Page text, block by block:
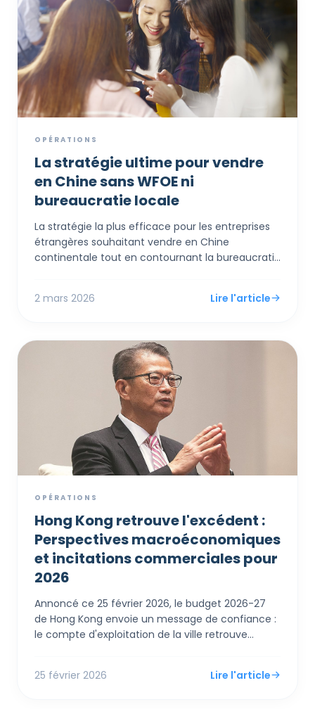
prêtes à l'emploi » : passerelles de paiement
numérique, systèmes de caisse modernes et
outils CRM. Si vous exploitez une boutique ou un
restaurant, c'est une opportunité immédiate de
réduire de moitié vos coûts de modernisation
technologique et d'entrer dans l'ère numérique
pour l'expérience client.
OPÉRATIONS
La stratégie ultime pour vendre
en Chine sans WFOE ni
bureaucratie locale
La stratégie la plus efficace pour les entreprises
étrangères souhaitant vendre en Chine
continentale tout en contournant la bureaucratie
En tirant parti des cadres du commerce
de Hong Kong, les commerçants internationaux
peuvent accéder aux consommateurs chinois,
recevoir des paiements en devises librement
convertibles et minimiser légalement leur
empreinte fiscale sans jamais constituer d'entité
sur le continent.
2 mars 2026 Lire l'article
OPÉRATIONS
Hong Kong retrouve l'excédent :
Perspectives macroéconomiques
et incitations commerciales pour
2026
Annoncé ce 25 février 2026, le budget 2026-27
de Hong Kong envoie un message de confiance :
le compte d'exploitation de la ville retrouve
dévoilé des mesures de soutien immédiates,
25 février 2026 Lire l'article